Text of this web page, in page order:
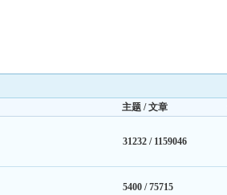
主题 / 文章
31232 / 1159046
5400 /75715